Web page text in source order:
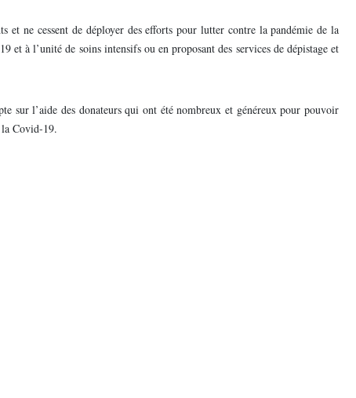
et ne cessent de déployer des efforts pour lutter contre la pandémie de la
à l’unité de soins intensifs ou en proposant des services de dépistage et
sur l’aide des donateurs qui ont été nombreux et généreux pour pouvoir
la Covid-19.